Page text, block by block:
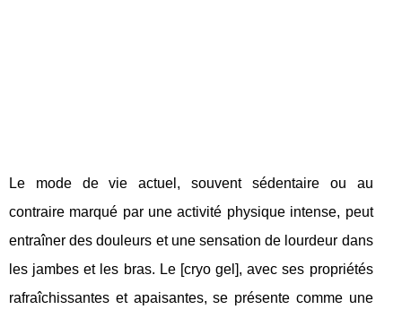
Le mode de vie actuel, souvent sédentaire ou au
contraire marqué par une activité physique intense, peut
entraîner des douleurs et une sensation de lourdeur dans
les jambes et les bras. Le [cryo gel], avec ses propriétés
rafraîchissantes et apaisantes, se présente comme une